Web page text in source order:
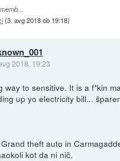
(3. avg 2018 ob 19:18)
2018, 19:23
way to sensitive. It is a f*kin
up yo electricity bill...
theft auto in
kot da ni nič.